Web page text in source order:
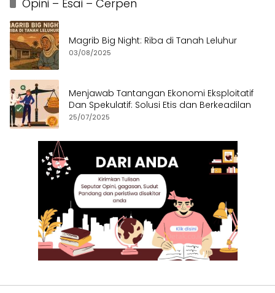
Opini – Esai – Cerpen
Magrib Big Night: Riba di Tanah Leluhur
03/08/2025
Menjawab Tantangan Ekonomi Eksploitatif
Dan Spekulatif: Solusi Etis dan Berkeadilan
25/07/2025